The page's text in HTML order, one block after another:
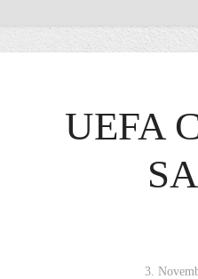
UEFA
3.